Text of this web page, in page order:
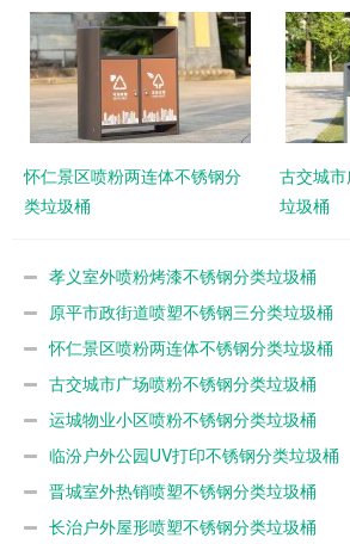
怀仁景区喷粉两连体不锈钢分
类垃圾桶
古交城
垃圾桶
孝义室外喷粉烤漆不锈钢分类垃圾桶
原平市政街道喷塑不锈钢三分类垃圾桶
怀仁景区喷粉两连体不锈钢分类垃圾桶
古交城市广场喷粉不锈钢分类垃圾桶
运城物业小区喷粉不锈钢分类垃圾桶
临汾户外公园UV打印不锈钢分类垃圾桶
晋城室外热销喷塑不锈钢分类垃圾桶
长治户外屋形喷塑不锈钢分类垃圾桶